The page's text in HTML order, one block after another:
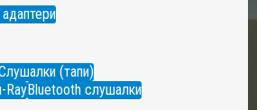
(тапи)
RayBluetooth слушалки